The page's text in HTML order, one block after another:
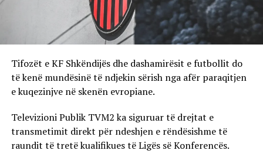
Tifozët e KF Shkëndijës dhe dashamirësit e futbollit do
të kenë mundësinë të ndjekin sërish nga afër paraqitjen
e kuqezinjve në skenën evropiane.
Televizioni Publik TVM2 ka siguruar të drejtat e
transmetimit direkt për ndeshjen e rëndësishme të
raundit të tretë kualifikues të Ligës së Konferencës.